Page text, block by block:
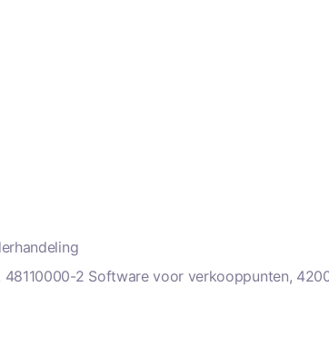
2 Software voor verkooppunten,